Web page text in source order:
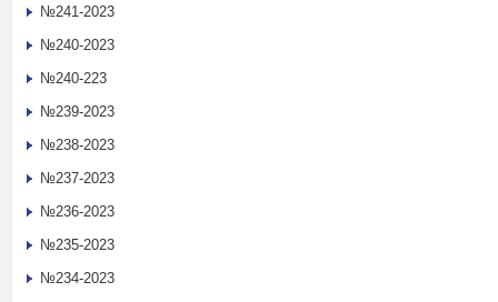
№241-2023
№240-2023
№240-223
№239-2023
№238-2023
№237-2023
№236-2023
№235-2023
№234-2023